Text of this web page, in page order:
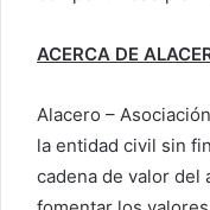
ACERCA DE
Alacero –
la entidad civil sin
cadena de valor del